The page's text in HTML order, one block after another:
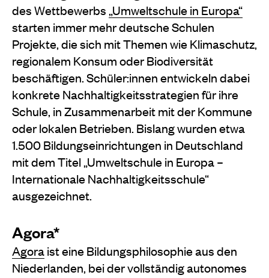
des Wettbewerbs„Umweltschule in Europa“
starten immer mehr deutsche Schulen
Projekte, die sich mit Themen wie Klimaschutz,
regionalem Konsum oder Biodiversität
beschäftigen. Schüler:innen entwickeln dabei
konkrete Nachhaltigkeitsstrategien für ihre
Schule, in Zusammenarbeit mit der Kommune
oder lokalen Betrieben. Bislang wurden etwa
1.500 Bildungseinrichtungen in Deutschland
mit dem Titel „Umweltschule in Europa –
Internationale Nachhaltigkeitsschule“
ausgezeichnet.
Agora*
Agoraist eine Bildungsphilosophie aus den
Niederlanden, bei der vollständig autonomes